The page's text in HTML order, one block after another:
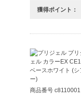
獲得ポイント：
商品番号 c8110001